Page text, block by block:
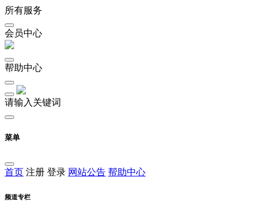
所有服务
会员中心
帮助中心
请输入关键词
菜单
首页 注册 登录 网站公告 帮助中心
频道专栏